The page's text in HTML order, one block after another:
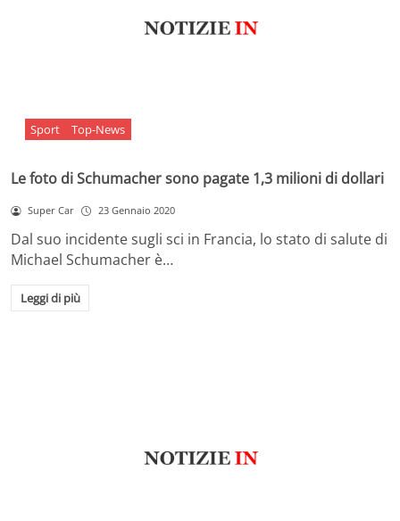
Sport Top-News
Le foto di Schumacher sono pagate 1,3 milioni di dollari
Super Car 23 Gennaio 2020
Dal suo incidente sugli sci in Francia, lo stato di salute di
Michael Schumacher è…
Leggi di più